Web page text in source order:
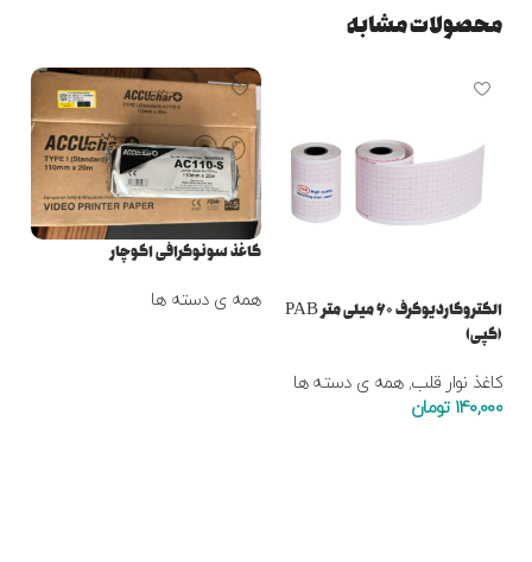
محصولات مشابه
الکتروکاردیوگرف ۶۰ میلی متر PAB
(کپی)
کاغذ نوار قلب,همه ی دسته ها
140,000 تومان
کاغذ سونوگرافی اکوچار
همه ی دسته ها